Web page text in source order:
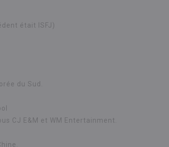
était ISFJ)
du Sud.
CJ E&M et WM Entertainment.